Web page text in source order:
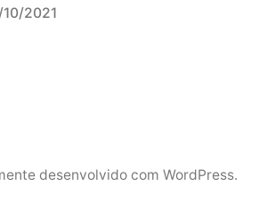
10/2021
desenvolvido com WordPress.